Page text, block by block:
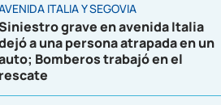
ITALIA Y SEGOVIA
grave en avenida Italia
a una persona atrapada en un
Bomberos trabajó en el
rescate